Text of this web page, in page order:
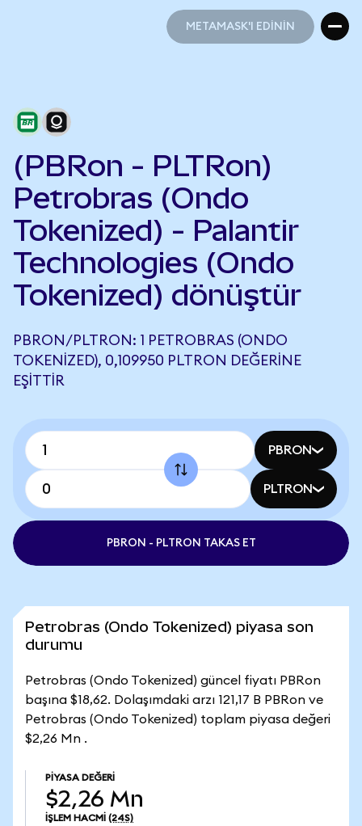
METAMASK'I EDİNİN
(PBRon - PLTRon)
Petrobras (Ondo
Tokenized) - Palantir
Technologies (Ondo
Tokenized) dönüştür
PBRON/PLTRON: 1 PETROBRAS (ONDO
TOKENIZED), 0,109950 PLTRON DEĞERINE
EŞITTIR
PBRON
PLTRON
PBRON - PLTRON TAKAS ET
Petrobras (Ondo Tokenized) piyasa son
durumu
Petrobras (Ondo Tokenized) güncel fiyatı PBRon
başına $18,62. Dolaşımdaki arzı 121,17 B PBRon ve
Petrobras (Ondo Tokenized) toplam piyasa değeri
$2,26 Mn .
PIYASA DEĞERI
$2,26 Mn
İŞLEM HACMI (24S)